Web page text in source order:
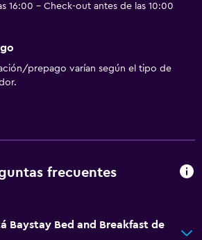
16:00 - Check-out antes de las 10:00
prepago varían según el tipo de
frecuentes
Baystay Bed and Breakfast de